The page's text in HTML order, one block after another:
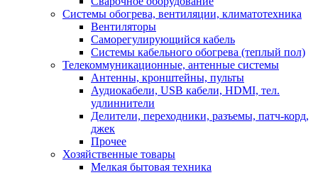
Системы обогрева, вентиляции, климатотехника
Вентиляторы
Саморегулирующийся кабель
Системы кабельного обогрева (теплый пол)
Телекоммуникационные, антенные системы
Антенны, кронштейны, пульты
Аудиокабели, USB кабели, HDMI, тел.
удлиннители
Делители, переходники, разъемы, патч-корд,
джек
Прочее
Хозяйственные товары
Мелкая бытовая техника